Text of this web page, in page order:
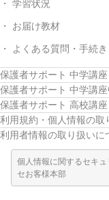
学習状況
お届け教材
よくある質問・手続き
保護者サポート 中学講座
保護者サポート 中学講
保護者サポート 高校講座
利用規約・個人情報の取
利用者情報の取り扱いに
個人情報に関するセキ
セお客様本部